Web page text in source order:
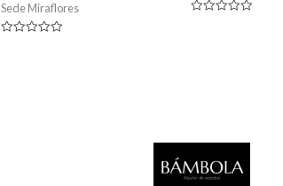
Sede Miraflores